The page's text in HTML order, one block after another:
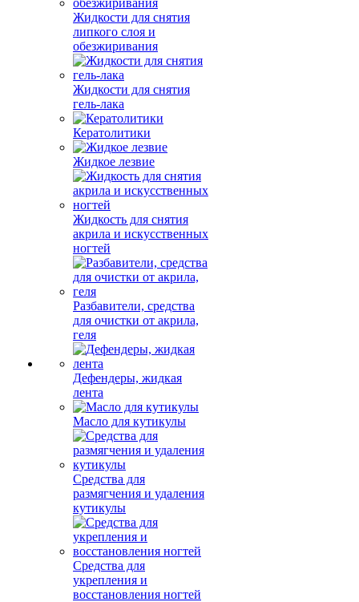
Жидкости для снятия
липкого слоя и
обезжиривания
Жидкости для снятия
гель-лака
Кератолитики
Жидкое лезвие
Жидкость для снятия
акрила и искусственных
ногтей
Разбавители, средства
для очистки от акрила,
геля
Дефендеры, жидкая
лента
Масло для кутикулы
Средства для
размягчения и удаления
кутикулы
Средства для
укрепления и
восстановления ногтей